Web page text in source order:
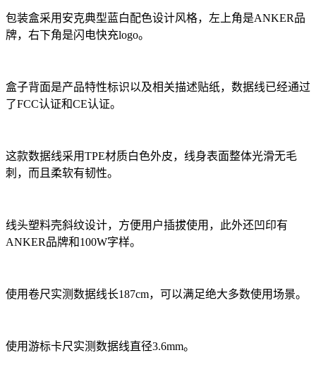
包装盒采用安克典型蓝白配色设计风格，左上角是ANKER品
牌，右下角是闪电快充logo。
盒子背面是产品特性标识以及相关描述贴纸，数据线已经通过
了FCC认证和CE认证。
这款数据线采用TPE材质白色外皮，线身表面整体光滑无毛
刺，而且柔软有韧性。
线头塑料壳斜纹设计，方便用户插拔使用，此外还凹印有
ANKER品牌和100W字样。
使用卷尺实测数据线长187cm，可以满足绝大多数使用场景。
使用游标卡尺实测数据线直径3.6mm。